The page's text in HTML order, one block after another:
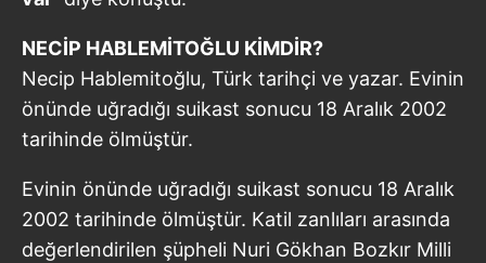
Sizlere daha iyi bir hizmet sunabilmek için İnternet
Sitemizde kendimize ve üçüncü kişilere ait çerezler
kullanılmaktadır. Bu çerezler vasıtasıyla çeşitli kişisel
verileriniz işlenmekte olup gerekli olan çerezler bilgi
toplumu hizmetlerinin sunulması amacıyla
kılınması ve kişiselleştirilmesi ve sizlere yönelik
reklam/pazarlama faaliyetlerinin yapılması, amaçlarıyla
sınırlı olarak açık rızanız dahilinde kullanılacaktır.
NECİP HABLEMİTOĞLU KİMDİR?
Necip Hablemitoğlu, Türk tarihçi ve yazar. Evinin
önünde uğradığı suikast sonucu 18 Aralık 2002
tarihinde ölmüştür.
Evinin önünde uğradığı suikast sonucu 18 Aralık
2002 tarihinde ölmüştür. Katil zanlıları arasında
değerlendirilen şüpheli Nuri Gökhan Bozkır Milli